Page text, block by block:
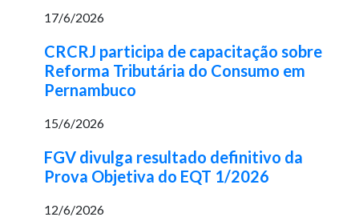
17/6/2026
CRCRJ participa de capacitação sobre
Reforma Tributária do Consumo em
Pernambuco
15/6/2026
FGV divulga resultado definitivo da
Prova Objetiva do EQT 1/2026
12/6/2026